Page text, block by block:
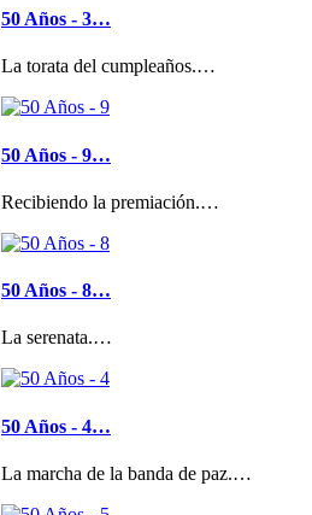
50 Años - 3…
La torata del cumpleaños.…
50 Años - 9…
Recibiendo la premiación.…
50 Años - 8…
La serenata.…
50 Años - 4…
La marcha de la banda de paz.…